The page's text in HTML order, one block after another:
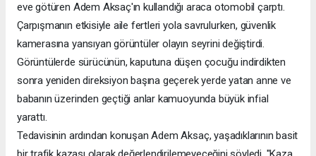
eve götüren Adem Aksaç'ın kullandığı araca otomobil çarptı.
Çarpışmanın etkisiyle aile fertleri yola savrulurken, güvenlik
kamerasına yansıyan görüntüler olayın seyrini değiştirdi.
Görüntülerde sürücünün, kaputuna düşen çocuğu indirdikten
sonra yeniden direksiyon başına geçerek yerde yatan anne ve
babanın üzerinden geçtiği anlar kamuoyunda büyük infial
yarattı.
Tedavisinin ardından konuşan Adem Aksaç, yaşadıklarının basit